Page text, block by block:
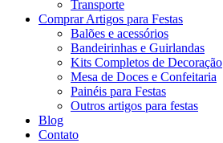
Transporte
Comprar Artigos para Festas
Balões e acessórios
Bandeirinhas e Guirlandas
Kits Completos de Decoração
Mesa de Doces e Confeitaria
Painéis para Festas
Outros artigos para festas
Blog
Contato